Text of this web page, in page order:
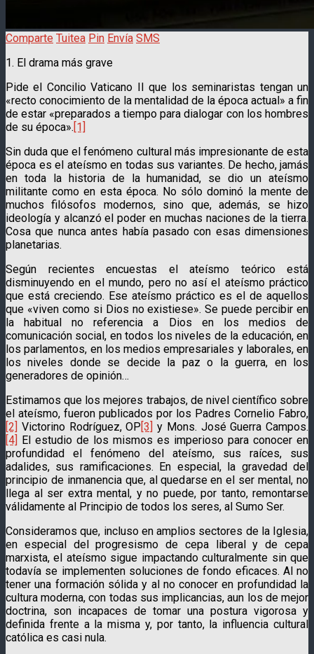
Comparte Tuitea Pin Envía SMS
1. El drama más grave
Pide el Concilio Vaticano II que los semina­ristas tengan un
«recto co­noci­miento de la mentalidad de la época actual» a fin
de estar «prepara­dos a tiempo para dialogar con los hombres
de su época».[1]
Sin duda que el fenómeno cultural más impresionan­te de esta
época es el ateísmo en todas sus variantes. De hecho, jamás
en toda la historia de la humanidad, se dio un ateísmo
militante como en esta época. No sólo dominó la mente de
muchos filósofos modernos, sino que, además, se hizo
ideología y alcanzó el poder en muchas naciones de la tierra.
Cosa que nunca antes había pasa­do con esas dimensiones
planetarias.
Según recientes encuestas el ateísmo teórico está
disminuyendo en el mundo, pero no así el ateísmo prác­tico
que está creciendo. Ese ateísmo práctico es el de aquellos
que «viven como si Dios no existiese». Se puede percibir en
la habitual no referencia a Dios en los medios de
comunicación social, en todos los niveles de la educación, en
los parlamentos, en los medios empresariales y laborales, en
los niveles donde se decide la paz o la guerra, en los
generadores de opi­nión…
Estimamos que los mejores trabajos, de nivel cien­tífico sobre
el ateísmo, fueron publicados por los Padres Cornelio Fabro,
[2] Victorino Rodríguez, OP[3] y Mons. José Guerra Campos.
[4] El estudio de los mismos es imperioso para conocer en
profundidad el fenóme­no del ateísmo, sus raíces, sus
adalides, sus ramificaciones. En especial, la gravedad del
principio de inmanencia que, al quedarse en el ser mental, no
llega al ser extra mental, y no puede, por tanto, remontarse
válidamente al Principio de todos los seres, al Sumo Ser.
Consideramos que, incluso en amplios sectores de la Iglesia,
en especial del progresismo de cepa liberal y de cepa
marxista, el ateísmo sigue impactando culturalmente sin que
todavía se implementen soluciones de fondo eficaces. Al no
tener una formación sólida y al no conocer en profundidad la
cultura moder­na, con todas sus implicancias, aun los de mejor
doctrina, son incapaces de tomar una postura vigorosa y
definida frente a la misma y, por tanto, la influencia cultural
católica es casi nula.